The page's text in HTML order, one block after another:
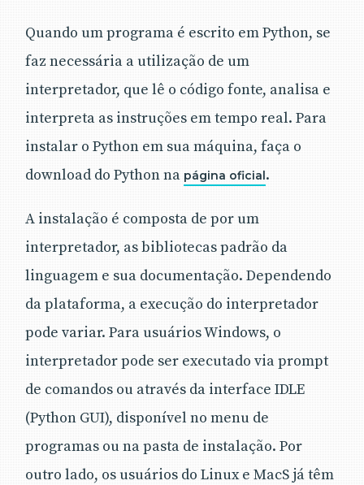
Quando um programa é escrito em Python, se
faz necessária a utilização de um
interpretador, que lê o código fonte, analisa e
interpreta as instruções em tempo real. Para
instalar o Python em sua máquina, faça o
download do Python na página oficial.
A instalação é composta de por um
interpretador, as bibliotecas padrão da
linguagem e sua documentação. Dependendo
da plataforma, a execução do interpretador
pode variar. Para usuários Windows, o
interpretador pode ser executado via prompt
de comandos ou através da interface IDLE
(Python GUI), disponível no menu de
programas ou na pasta de instalação. Por
outro lado, os usuários do Linux e MacS já têm